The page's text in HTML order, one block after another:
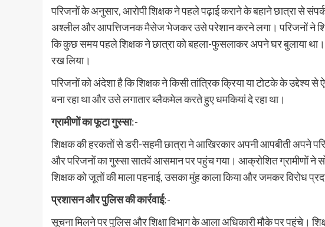
परिजनों के अनुसार, आरोपी शिक्षक ने पहले पढ़ाई कराने के बहाने छात्रा से
अश्लील और आपत्तिजनक मैसेज भेजकर उसे परेशान करने लगा। परिजनों ने
कि कुछ समय पहले शिक्षक ने छात्रा को बहला-फुसलाकर अपने घर बुलाया
रख लिया।
परिजनों को अंदेशा है कि शिक्षक ने किसी तांत्रिक क्रिया या टोटके के उद्देश्य
बना रहा था और उसे लगातार ब्लैकमेल करते हुए धमकियां दे रहा था।
ग्रामीणों का फूटा गुस्सा:-
शिक्षक की हरकतों से डरी-सहमी छात्रा ने आखिरकार अपनी आपबीती अपने
और परिजनों का गुस्सा सातवें आसमान पर पहुंच गया। आक्रोशित ग्रामीणों ने
शिक्षक को जूतों की माला पहनाई, उसका मुंह काला किया और जमकर विरोध
प्रशासन और पुलिस की कार्रवाई:-
सूचना मिलने पर पुलिस और शिक्षा विभाग के आला अधिकारी मौके पर पहुंचे।